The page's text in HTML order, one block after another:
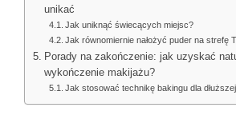
unikać
Jak uniknąć świecących miejsc?
Jak równomiernie nałożyć puder na strefę
Porady na zakończenie: jak uzyskać
wykończenie makijażu?
Jak stosować technikę bakingu dla dłuższej